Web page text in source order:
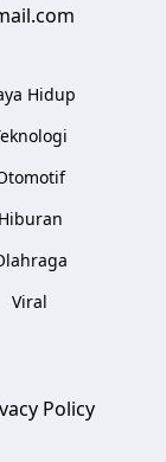
Hidup
Hiburan
Viral
Policy